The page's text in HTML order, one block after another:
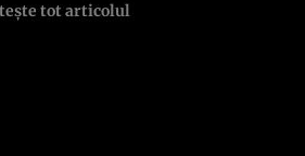
tot articolul